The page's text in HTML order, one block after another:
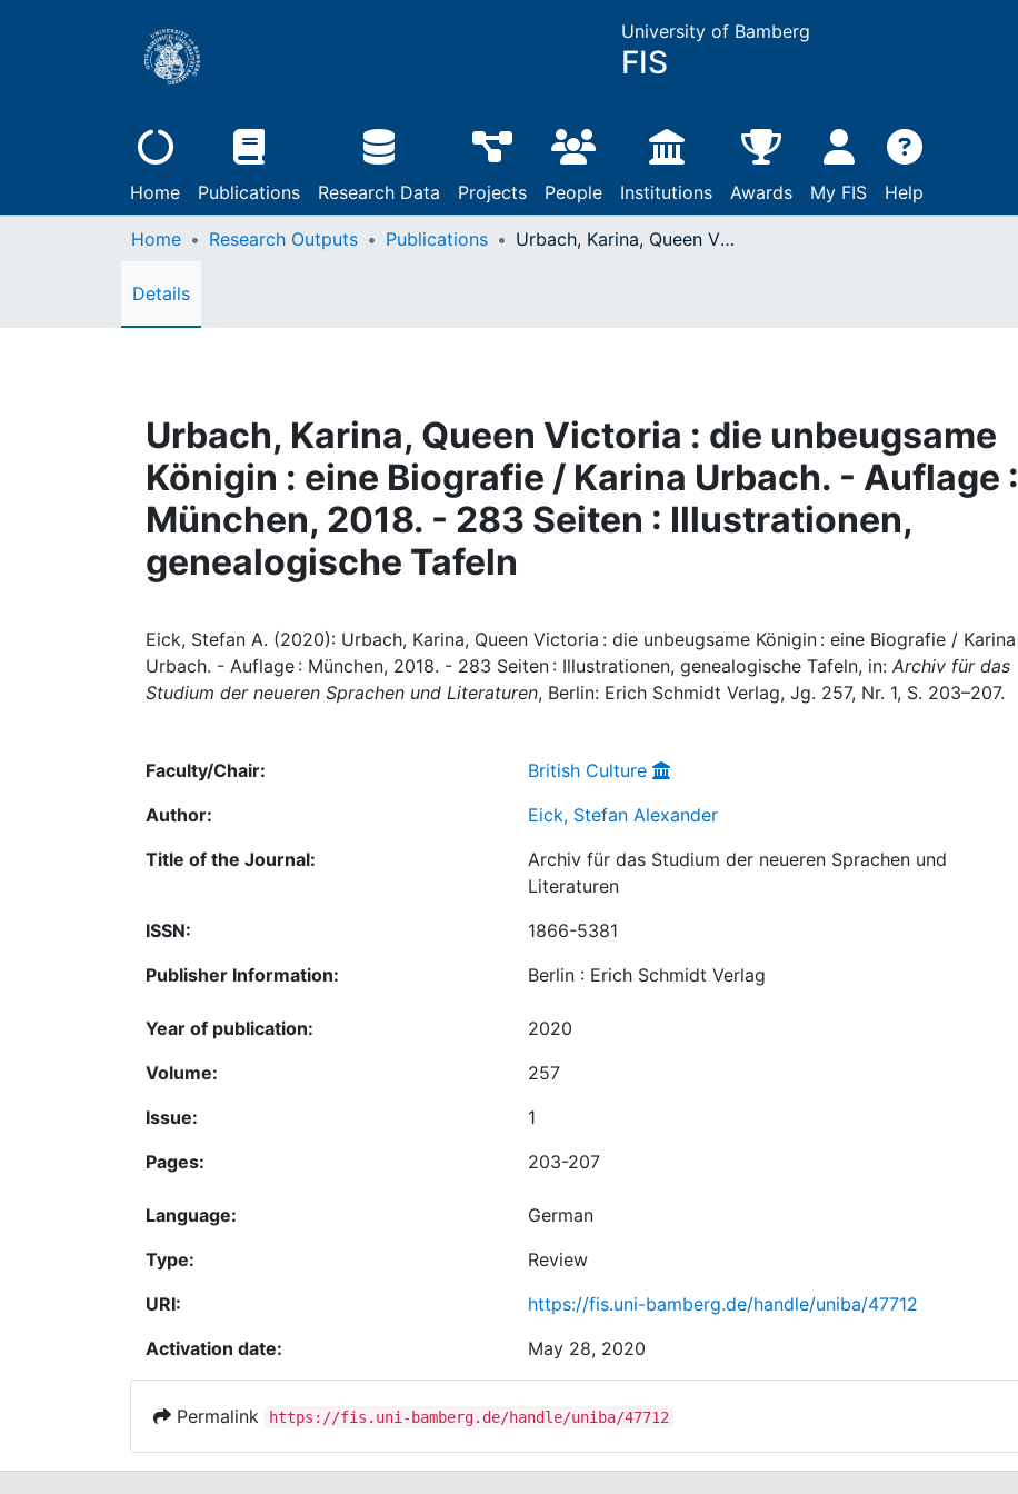
University of Bamberg
FIS
Home Publications Research Data Projects People Institutions Awards My FIS Help
Home Research Outputs Publications Urbach, Karina, Queen Victoria : die unbeugsame Königin : eine Biografie / Karina Urbach. - Auflage : München, 2018. - 283 Seiten : Illustrationen, genealogische Tafeln
Details
Urbach, Karina, Queen Victoria : die unbeugsame
Königin : eine Biografie / Karina Urbach. - Auflage :
München, 2018. - 283 Seiten : Illustrationen,
genealogische Tafeln
Eick, Stefan A. (2020): Urbach, Karina, Queen Victoria : die unbeugsame Königin : eine Biografie / Karina
Urbach. - Auflage : München, 2018. - 283 Seiten : Illustrationen, genealogische Tafeln, in: Archiv für das
Studium der neueren Sprachen und Literaturen, Berlin: Erich Schmidt Verlag, Jg. 257, Nr. 1, S. 203–207.
Faculty/Chair:
British Culture
Author:
Eick, Stefan Alexander
Title of the Journal:
Archiv für das Studium der neueren Sprachen und
Literaturen
ISSN:
1866-5381
Publisher Information:
Berlin : Erich Schmidt Verlag
Year of publication:
2020
Volume:
257
Issue:
1
Pages:
203-207
Language:
German
Type:
Review
URI:
https://fis.uni-bamberg.de/handle/uniba/47712
Activation date:
May 28, 2020
Permalink https://fis.uni-bamberg.de/handle/uniba/47712